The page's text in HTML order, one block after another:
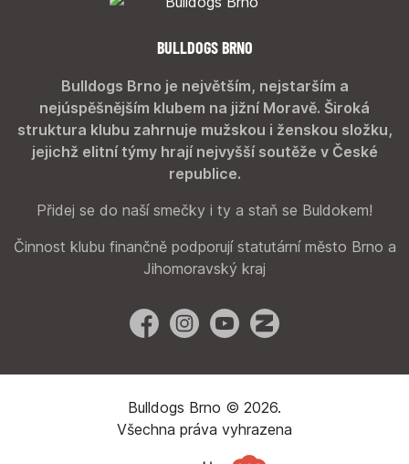
BULLDOGS BRNO
Bulldogs Brno je největším, nejstarším a
nejúspěšnějším klubem na jižní Moravě. Široká
struktura klubu zahrnuje mužskou i ženskou složku,
jejichž elitní týmy hrají nejvyšší soutěže v České
republice.
Přidej se do naší smečky i ty a staň se Buldokem!
Činnost klubu finančně podporují statutární město Brno a
Jihomoravský kraj
FacebookInstagramYouTubeZonerama
Bulldogs Brno © 2026.
Všechna práva vyhrazena